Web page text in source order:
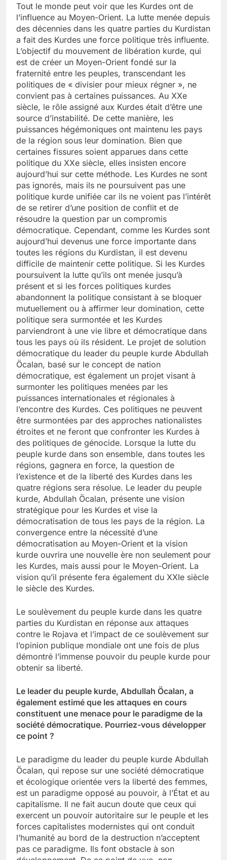
Tout le monde peut voir que les Kurdes ont de
l’influence au Moyen-Orient. La lutte menée depuis
des décennies dans les quatre parties du Kurdistan
a fait des Kurdes une force politique très influente.
L’objectif du mouvement de libération kurde, qui
est de créer un Moyen-Orient fondé sur la
fraternité entre les peuples, transcendant les
politiques de « divisier pour mieux régner », ne
convient pas à certaines puissances. Au XXe
siècle, le rôle assigné aux Kurdes était d’être une
source d’instabilité. De cette manière, les
puissances hégémoniques ont maintenu les pays
de la région sous leur domination. Bien que
certaines fissures soient apparues dans cette
politique du XXe siècle, elles insisten encore
aujourd’hui sur cette méthode. Les Kurdes ne sont
pas ignorés, mais ils ne poursuivent pas une
politique kurde unifiée car ils ne voient pas l’intérêt
de se retirer d’une position de conflit et de
résoudre la question par un compromis
démocratique. Cependant, comme les Kurdes sont
aujourd’hui devenus une force importante dans
toutes les régions du Kurdistan, il est devenu
difficile de maintenir cette politique. Si les Kurdes
poursuivent la lutte qu’ils ont menée jusqu’à
présent et si les forces politiques kurdes
abandonnent la politique consistant à se bloquer
mutuellement ou à affirmer leur domination, cette
politique sera surmontée et les Kurdes
parviendront à une vie libre et démocratique dans
tous les pays où ils résident. Le projet de solution
démocratique du leader du peuple kurde Abdullah
Öcalan, basé sur le concept de nation
démocratique, est également un projet visant à
surmonter les politiques menées par les
puissances internationales et régionales à
l’encontre des Kurdes. Ces politiques ne peuvent
être surmontées par des approches nationalistes
étroites et ne feront que confronter les Kurdes à
des politiques de génocide. Lorsque la lutte du
peuple kurde dans son ensemble, dans toutes les
régions, gagnera en force, la question de
l’existence et de la liberté des Kurdes dans les
quatre régions sera résolue. Le leader du peuple
kurde, Abdullah Öcalan, présente une vision
stratégique pour les Kurdes et vise la
démocratisation de tous les pays de la région. La
convergence entre la nécessité d’une
démocratisation au Moyen-Orient et la vision
kurde ouvrira une nouvelle ère non seulement pour
les Kurdes, mais aussi pour le Moyen-Orient. La
vision qu’il présente fera également du XXIe siècle
le siècle des Kurdes.
Le soulèvement du peuple kurde dans les quatre
parties du Kurdistan en réponse aux attaques
contre le Rojava et l’impact de ce soulèvement sur
l’opinion publique mondiale ont une fois de plus
démontré l’immense pouvoir du peuple kurde pour
obtenir sa liberté.
Le leader du peuple kurde, Abdullah Öcalan, a
également estimé que les attaques en cours
constituent une menace pour le paradigme de la
société démocratique. Pourriez-vous développer
ce point ?
Le paradigme du leader du peuple kurde Abdullah
Öcalan, qui repose sur une société démocratique
et écologique orientée vers la liberté des femmes,
est un paradigme opposé au pouvoir, à l’État et au
capitalisme. Il ne fait aucun doute que ceux qui
exercent un pouvoir autoritaire sur le peuple et les
forces capitalistes modernistes qui ont conduit
l’humanité au bord de la destruction n’acceptent
pas ce paradigme. Ils font obstacle à son